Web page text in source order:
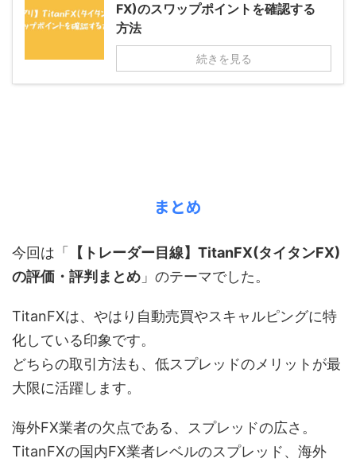
FX)のスワップポイントを確認する
方法
続きを見る
まとめ
今回は「
【トレーダー目線】TitanFX(タイタンFX)
の評価・評判まとめ 」のテーマでした。
TitanFXは、やはり自動売買やスキャルピングに特
化している印象です。
どちらの取引方法も、低スプレッドのメリットが最
大限に活躍します。
海外FX業者の欠点である、スプレッドの広さ。
TitanFXの国内FX業者レベルのスプレッド、海外